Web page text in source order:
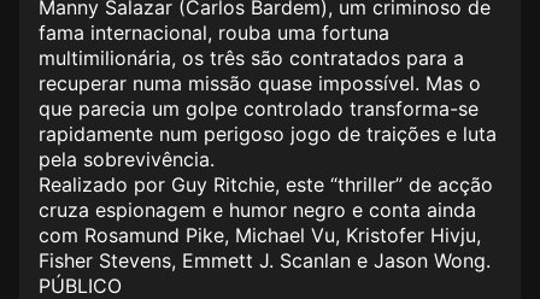
Manny Salazar (Carlos Bardem), um criminoso de
fama internacional, rouba uma fortuna
multimilionária, os três são contratados para a
recuperar numa missão quase impossível. Mas o
que parecia um golpe controlado transforma-se
rapidamente num perigoso jogo de traições e luta
pela sobrevivência.
Realizado por Guy Ritchie, este “thriller” de acção
cruza espionagem e humor negro e conta ainda
com Rosamund Pike, Michael Vu, Kristofer Hivju,
Fisher Stevens, Emmett J. Scanlan e Jason Wong.
PÚBLICO